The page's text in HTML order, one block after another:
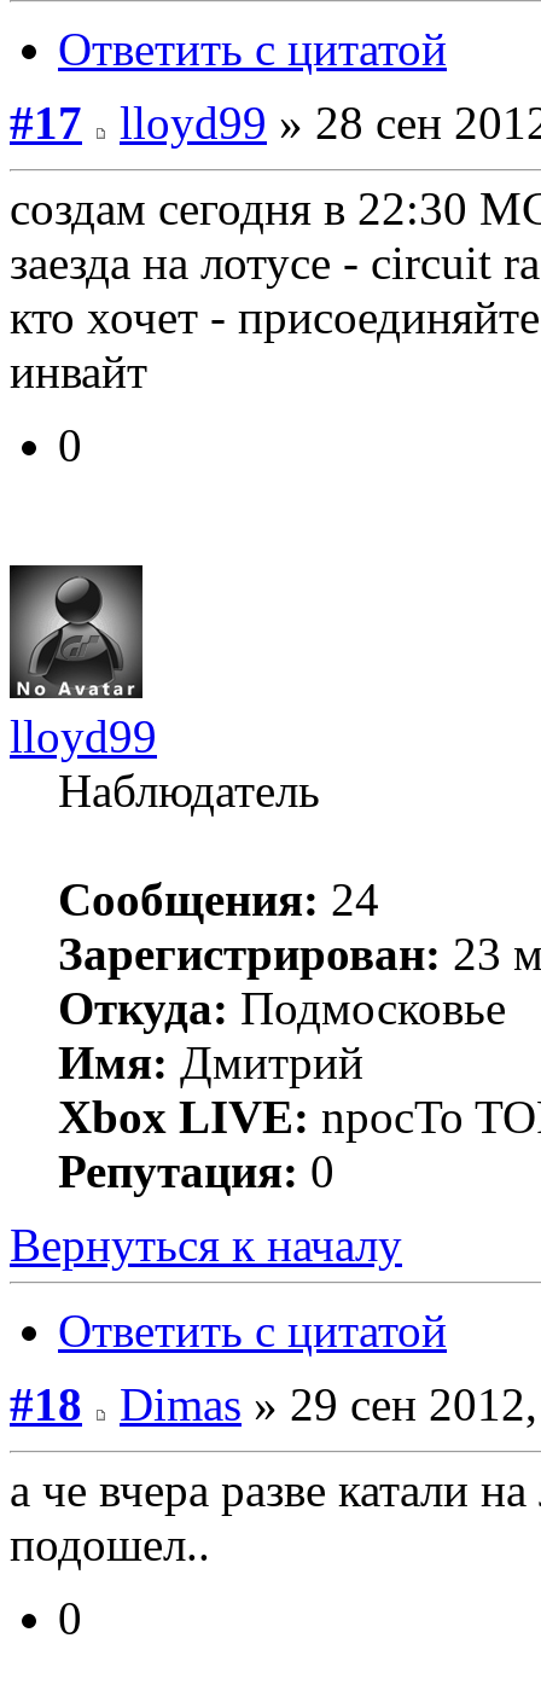
Ответить с цитатой
#17
lloyd99 » 28 сен
создам сегодня в 22:30
заезда на лотусе - circuit
кто хочет -
инвайт
0
lloyd99
Наблюдатель
Сообщения: 24
Зарегистрирован: 23
Откуда: Подмосковье
Имя: Дмитрий
Xbox LIVE: npocTo
Репутация: 0
Вернуться к началу
Ответить с цитатой
#18
Dimas » 29 сен
а че вчера разве катали
подошел..
0